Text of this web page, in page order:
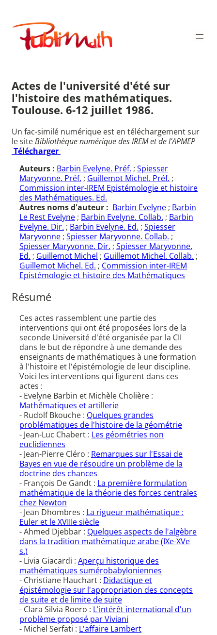
contenu
Publimath
Actes de l'université d'été sur
l'histoire des mathématiques.
Toulouse. 6-12 juillet 1986.
Un fac-similé numérique est en téléchargement sur
le siteBibliothèque numérique des IREM et de l'APMEP
Télécharger
Auteurs : Barbin Evelyne. Préf. ; Spiesser
Maryvonne. Préf. ; Guillemot Michel. Préf. ;
Commission inter-IREM Epistémologie et histoire
des Mathématiques. Ed.
Autres noms d'auteur : Barbin Evelyne ; Barbin
Le Rest Evelyne ; Barbin Evelyne. Collab. ; Barbin
Evelyne. Dir. ; Barbin Evelyne. Ed. ; Spiesser
Maryvonne ; Spiesser Maryvonne. Collab. ;
Spiesser Maryvonne. Dir. ; Spiesser Maryvonne.
Ed. ; Guillemot Michel ; Guillemot Michel. Collab. ;
Guillemot Michel. Ed. ; Commission inter-IREM
Epistémologie et histoire des Mathématiques
Résumé
Ces actes rassemblent une partie des
interventions qui ont été proposées lors de la
seconde Université d'été organisée par la CII
dans le but de répondre à une demande des
enseignants de mathématiques à une formation
à l'histoire et l'épistémologie de leur discipline.
Voici les interventions qui figurent dans ces
actes :
- Evelyne Barbin et Michèle Cholière :
Mathématiques et artillerie
- Rudolf Bkouche : Quelques grandes
problématiques de l'histoire de la géométrie
- Jean-Luc Chabert : Les géométries non
euclidiennes
- Jean-Pierre Cléro : Remarques sur l'Essai de
Bayes en vue de résoudre un problème de la
doctrine des chances
- François De Gandt : La première formulation
mathématique de la théorie des forces centrales
chez Newton
- Jean Dhombres : La rigueur mathématique :
Euler et le XVIIIe siècle
- Ahmed Djebbar : Quelques aspects de l'algèbre
dans la tradition mathématique arabe (IXe-XVe
s.)
- Livia Giacardi : Aperçu historique des
mathématiques sumérobabyloniennes
- Christiane Hauchart : Didactique et
épistémologie sur l'appropriation des concepts
de suite et de limite de suite
- Clara Silvia Roero : L'intérêt international d'un
problème proposé par Viviani
- Michel Serfati : L'affaire Lambert